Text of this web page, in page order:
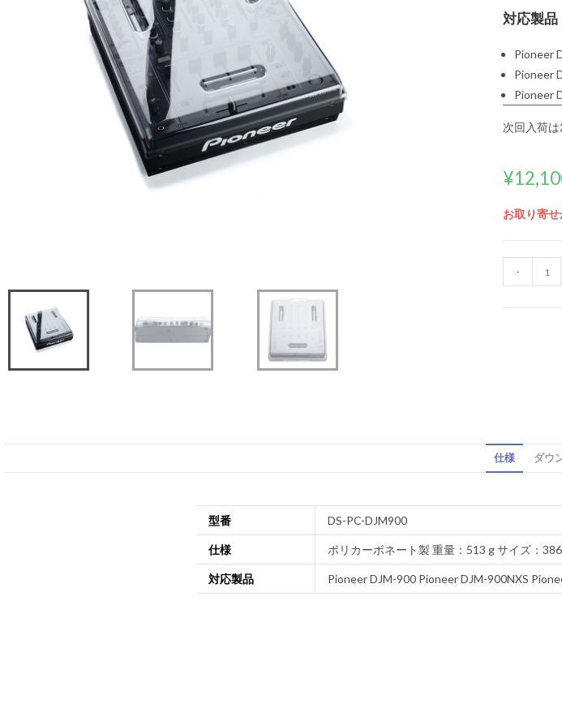
対応製品
Pioneer
Pioneer
Pioneer
次回入荷は
¥
お取り寄
-
仕様 ダウ
型番 DS-PC-DJM900
仕様 ポリカーボネート製 重量：513 g サイズ：
対応製品 Pioneer DJM-900 Pioneer DJM-900NXS